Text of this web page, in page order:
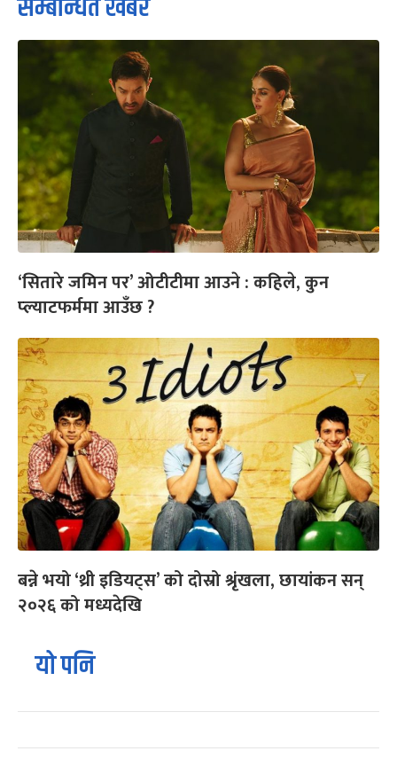
सम्बन्धित खबर
‘सितारे जमिन पर’ ओटीटीमा आउने : कहिले, कुन
प्ल्याटफर्ममा आउँछ ?
बन्ने भयो ‘थ्री इडियट्स’ को दोस्रो श्रृंखला, छायांकन सन्
२०२६ को मध्यदेखि
यो पनि